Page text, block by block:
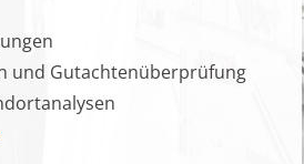
und Gutachtenüberprüfung